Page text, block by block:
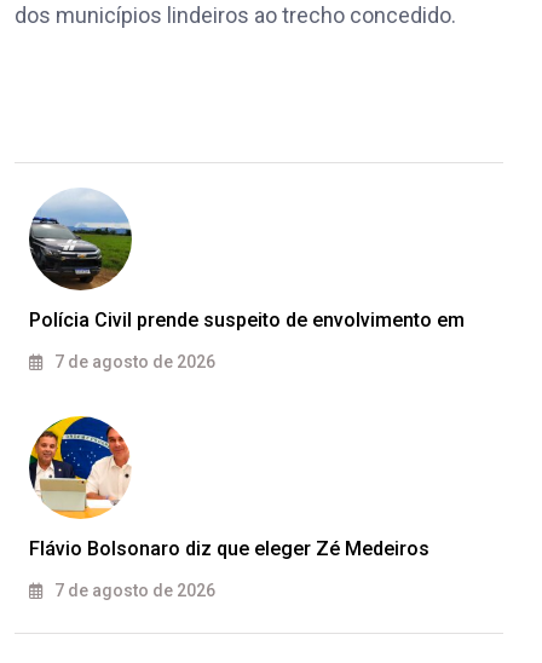
dos municípios lindeiros ao trecho concedido.
Polícia Civil prende suspeito de envolvimento em
7 de agosto de 2026
Flávio Bolsonaro diz que eleger Zé Medeiros
7 de agosto de 2026